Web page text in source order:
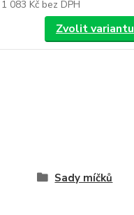
1 083 Kč bez DPH
Zvolit variantu
Sady míčků